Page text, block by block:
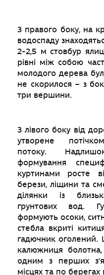
З правого боку, на
водоспаду
2-2,5 м стовбур
рівні між собою
молодого дерева
не скорилося – з
три вершини.
З лівого боку від
утворене
потоку.
формування
куртинами росте
берези, ліщини та
ділянки із
ґрунтових вод.
формують осоки,
стебла вкриті
гадючник оголений.
калюжниця болотна,
одним з перших
місцях та по берегах